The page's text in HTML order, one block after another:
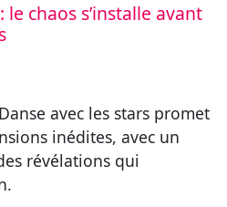
le chaos s’installe avant
avec les stars promet
inédites, avec un
révélations qui